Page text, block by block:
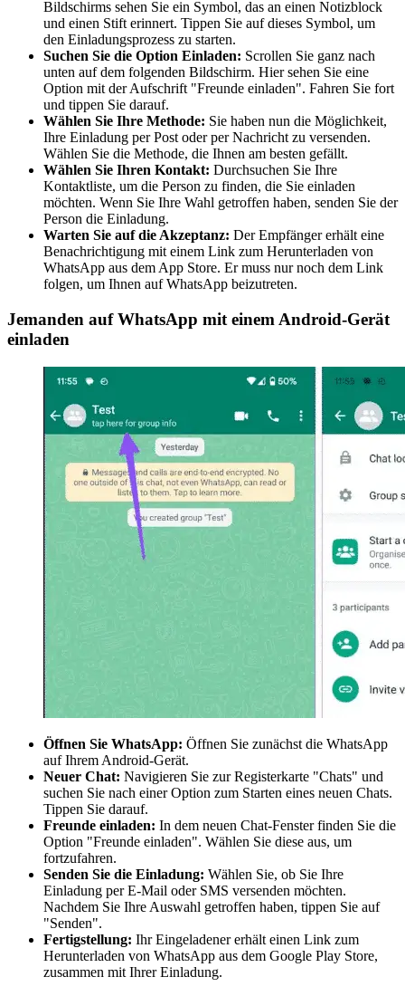
Bildschirms sehen Sie ein Symbol, das an einen Notizblock
und einen Stift erinnert. Tippen Sie auf dieses Symbol, um
den Einladungsprozess zu starten.
Suchen Sie die Option Einladen: Scrollen Sie ganz nach
unten auf dem folgenden Bildschirm. Hier sehen Sie eine
Option mit der Aufschrift "Freunde einladen". Fahren Sie fort
und tippen Sie darauf.
Wählen Sie Ihre Methode: Sie haben nun die Möglichkeit,
Ihre Einladung per Post oder per Nachricht zu versenden.
Wählen Sie die Methode, die Ihnen am besten gefällt.
Wählen Sie Ihren Kontakt: Durchsuchen Sie Ihre
Kontaktliste, um die Person zu finden, die Sie einladen
möchten. Wenn Sie Ihre Wahl getroffen haben, senden Sie der
Person die Einladung.
Warten Sie auf die Akzeptanz: Der Empfänger erhält eine
Benachrichtigung mit einem Link zum Herunterladen von
WhatsApp aus dem App Store. Er muss nur noch dem Link
folgen, um Ihnen auf WhatsApp beizutreten.
Jemanden auf WhatsApp mit einem Android-Gerät
einladen
Öffnen Sie WhatsApp: Öffnen Sie zunächst die WhatsApp
auf Ihrem Android-Gerät.
Neuer Chat: Navigieren Sie zur Registerkarte "Chats" und
suchen Sie nach einer Option zum Starten eines neuen Chats.
Tippen Sie darauf.
Freunde einladen: In dem neuen Chat-Fenster finden Sie die
Option "Freunde einladen". Wählen Sie diese aus, um
fortzufahren.
Senden Sie die Einladung: Wählen Sie, ob Sie Ihre
Einladung per E-Mail oder SMS versenden möchten.
Nachdem Sie Ihre Auswahl getroffen haben, tippen Sie auf
"Senden".
Fertigstellung: Ihr Eingeladener erhält einen Link zum
Herunterladen von WhatsApp aus dem Google Play Store,
zusammen mit Ihrer Einladung.